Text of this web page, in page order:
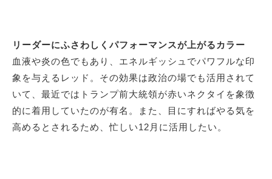
リーダーにふさわしくパフォーマンスが上がるカラー
血液や炎の色でもあり、エネルギッシュでパワフルな印
象を与えるレッド。その効果は政治の場でも活用されて
いて、最近ではトランプ前大統領が赤いネクタイを象徴
的に着用していたのが有名。また、目にすればやる気を
高めるとされるため、忙しい12月に活用したい。